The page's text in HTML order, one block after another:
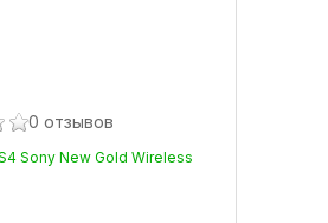
0 отзывов
Sony New Gold Wireless